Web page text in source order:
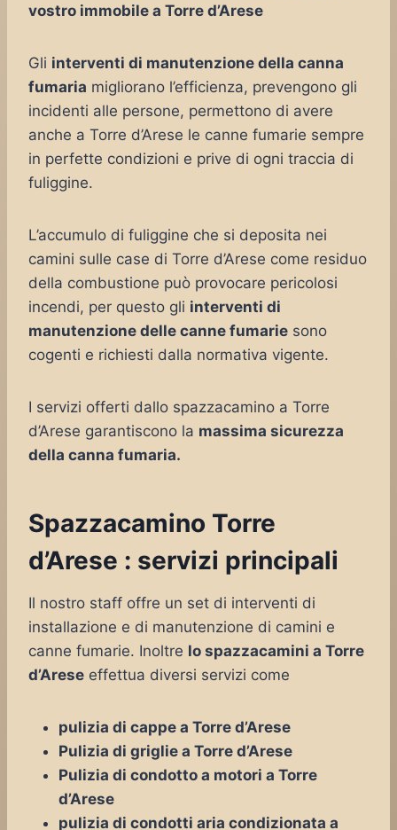
vostro immobile a Torre d’Arese
Gli interventi di manutenzione della canna
fumaria migliorano l’efficienza, prevengono gli
incidenti alle persone, permettono di avere
anche a Torre d’Arese le canne fumarie sempre
in perfette condizioni e prive di ogni traccia di
fuliggine.
L’accumulo di fuliggine che si deposita nei
camini sulle case di Torre d’Arese come residuo
della combustione può provocare pericolosi
incendi, per questo gli interventi di
manutenzione delle canne fumarie sono
cogenti e richiesti dalla normativa vigente.
I servizi offerti dallo spazzacamino a Torre
d’Arese garantiscono la massima sicurezza
della canna fumaria.
Spazzacamino Torre
d’Arese : servizi principali
Il nostro staff offre un set di interventi di
installazione e di manutenzione di camini e
canne fumarie. Inoltre lo spazzacamini a Torre
d’Arese effettua diversi servizi come
pulizia di cappe a Torre d’Arese
Pulizia di griglie a Torre d’Arese
Pulizia di condotto a motori a Torre
d’Arese
pulizia di condotti aria condizionata a